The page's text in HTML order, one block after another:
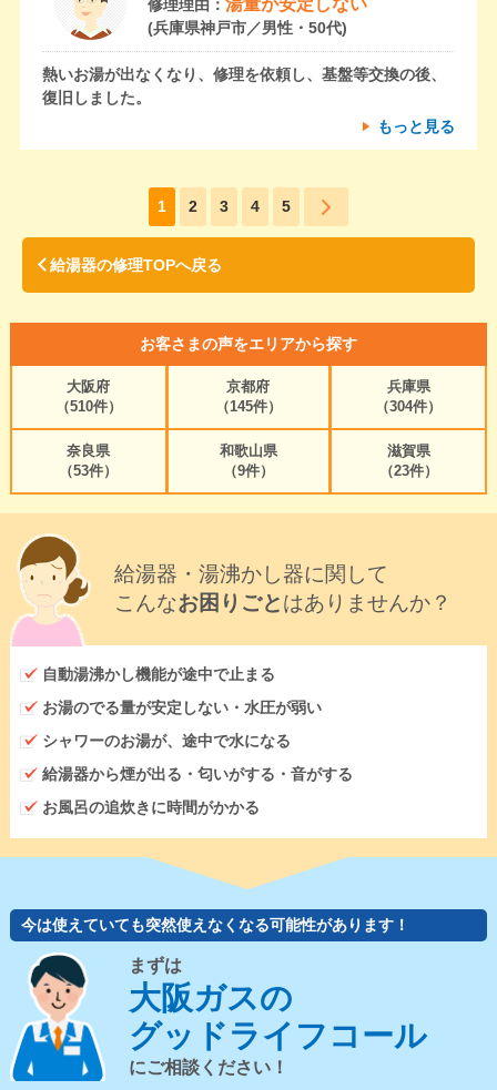
修理理由：
(兵庫県神戸市／男性・50代)
熱いお湯が出なくなり、修理を依頼し、基盤等交換の後、
復旧しました。
もっと見る
1 2 3 4 5
給湯器の修理TOPへ戻る
お客さまの声をエリアから探す
大阪府
（510件）
京都府
（145件）
兵庫県
（304件）
奈良県
（53件）
和歌山県
（9件）
滋賀県
（23件）
給湯器・湯沸かし器に関して
こんなお困りごとはありませんか？
自動湯沸かし機能が途中で止まる
お湯のでる量が安定しない・水圧が弱い
シャワーのお湯が、途中で水になる
給湯器から煙が出る・匂いがする・音がする
お風呂の追炊きに時間がかかる
今は使えていても突然使えなくなる可能性があります！
まずは
大阪ガスの
グッドライフコール
にご相談ください！